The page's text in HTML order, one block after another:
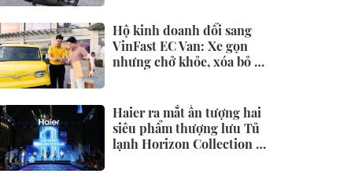
Hộ kinh doanh đổi sang
VinFast EC Van: Xe gọn
nhưng chở khỏe, xóa bỏ áp
Haier ra mắt ấn tượng hai
siêu phẩm thượng lưu Tủ
lạnh Horizon Collection và